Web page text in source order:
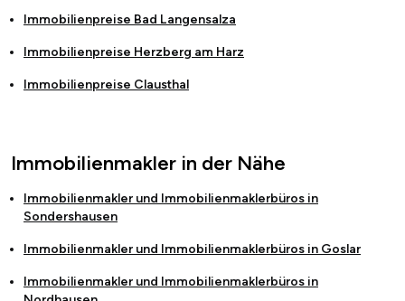
Immobilienpreise Bad Langensalza
Immobilienpreise Herzberg am Harz
Immobilienpreise Clausthal
Immobilienmakler in der Nähe
Immobilienmakler und Immobilienmaklerbüros in
Sondershausen
Immobilienmakler und Immobilienmaklerbüros in Goslar
Immobilienmakler und Immobilienmaklerbüros in